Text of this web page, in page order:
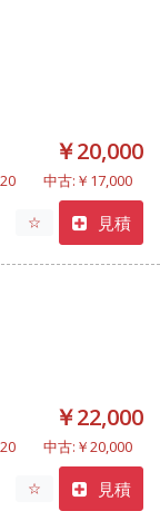
￥20,000
中古:￥17,000
☆ 見積
￥22,000
中古:￥20,000
☆ 見積